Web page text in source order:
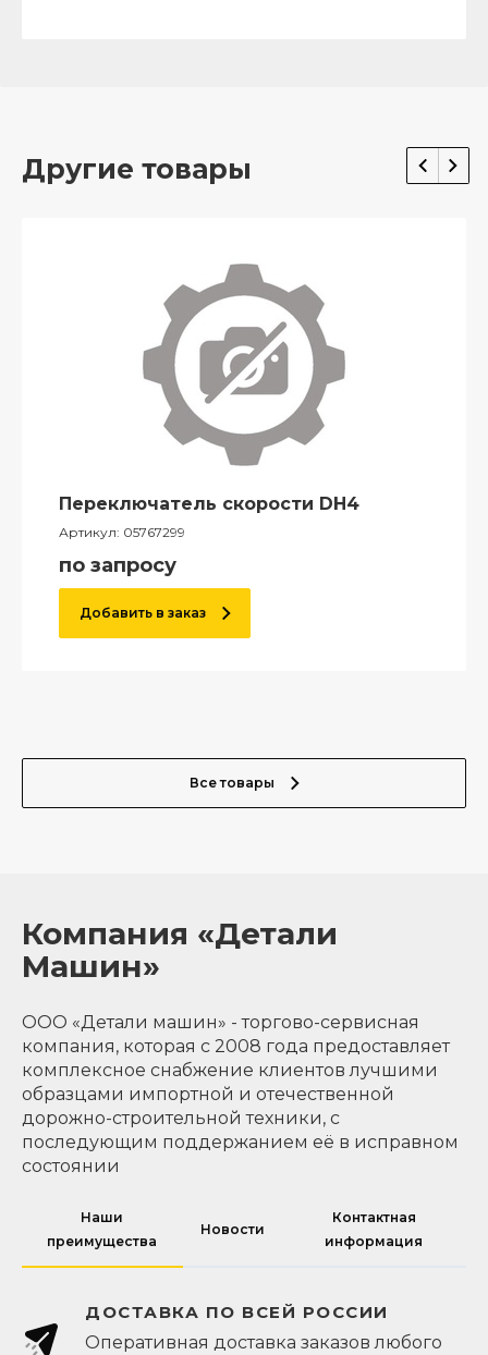
Другие товары
Переключатель скорости DH4
Артикул: 05767299
по запросу
Добавить в заказ
Все товары
Компания «Детали
Машин»
ООО «Детали машин» - торгово-сервисная
компания, которая с 2008 года предоставляет
комплексное снабжение клиентов лучшими
образцами импортной и отечественной
дорожно-строительной техники, с
последующим поддержанием её в исправном
состоянии
Наши
преимущества
Новости
Контактная
информация
ДОСТАВКА ПО ВСЕЙ РОССИИ
Оперативная доставка заказов любого